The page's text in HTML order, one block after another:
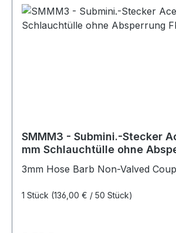
SMMM3 - Submini.-Stecker
mm Schlauchtülle ohne
3mm Hose Barb Non-Valved
1 Stück (136,00 € / 50 Stück)